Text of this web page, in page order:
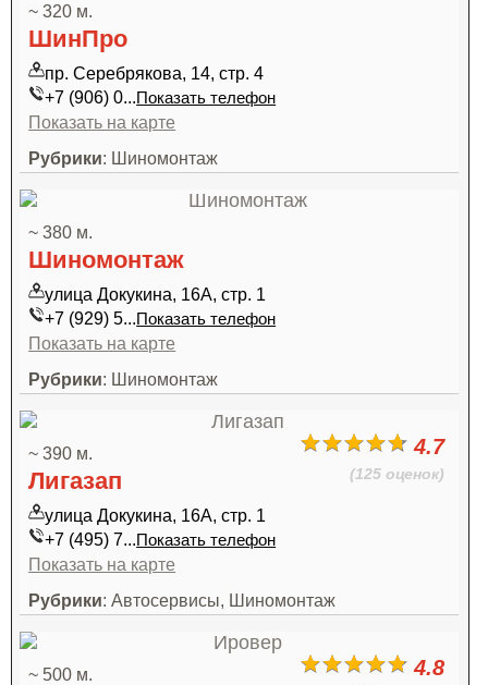
~ 320 м.
ШинПро
пр. Серебрякова, 14, стр. 4
+7 (906) 0...Показать телефон
Показать на карте
Рубрики: Шиномонтаж
~ 380 м.
Шиномонтаж
улица Докукина, 16А, стр. 1
+7 (929) 5...Показать телефон
Показать на карте
Рубрики: Шиномонтаж
4.7
(125 оценок)
~ 390 м.
Лигазап
улица Докукина, 16А, стр. 1
+7 (495) 7...Показать телефон
Показать на карте
Рубрики: Автосервисы, Шиномонтаж
4.8
~ 500 м.